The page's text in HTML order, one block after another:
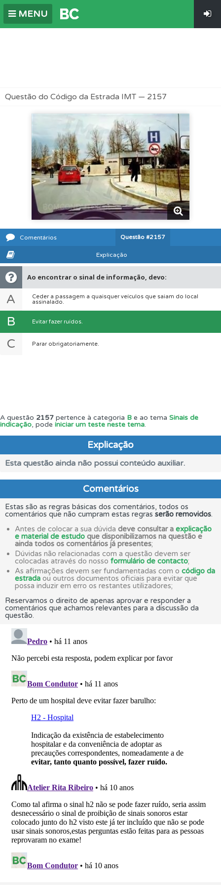
MENU
Questão do Código da Estrada IMT — 2157
Comentários Questão #2157
Explicação
Ao encontrar o sinal de informação, devo:
A
Ceder a passagem a quaisquer veículos que saiam do local
assinalado.
B Evitar fazer ruídos.
C Parar obrigatoriamente.
A questão 2157 pertence à categoria B e ao tema Sinais de
indicação, pode iniciar um teste neste tema.
Explicação
Esta questão ainda não possui conteúdo auxiliar.
Comentários
Estas são as regras básicas dos comentários, todos os
comentários que não cumpram estas regras serão removidos.
Antes de colocar a sua dúvida deve consultar a explicação
e material de estudo que disponibilizamos na questão e
ainda todos os comentários já presentes;
Dúvidas não relacionadas com a questão devem ser
colocadas através do nosso formulário de contacto;
As afirmações devem ser fundamentadas com o código da
estrada ou outros documentos oficiais para evitar que
possa induzir em erro os restantes utilizadores;
Reservamos o direito de apenas aprovar e responder a
comentários que achamos relevantes para a discussão da
questão.